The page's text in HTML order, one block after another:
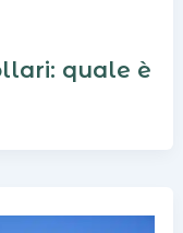
quale è